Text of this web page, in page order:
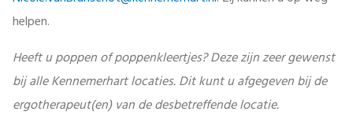
helpen.
Heeft u poppen of poppenkleertjes? Deze zijn zeer gewenst
bij alle Kennemerhart locaties. Dit kunt u afgegeven bij de
ergotherapeut(en) van de desbetreffende locatie.